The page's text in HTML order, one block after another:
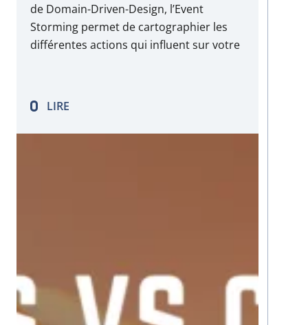
de Domain-Driven-Design, l’Event
Storming permet de cartographier les
différentes actions qui influent sur votre
déclenchement d’autres actions dans
votre écosystème IT. Cela permet de
concevoir des flux…
LIRE